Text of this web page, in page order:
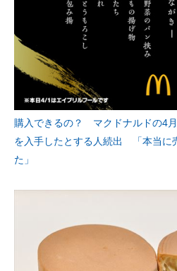
購入できるの？ マクドナルドの4月
を入手したとする人続出 「本当に
た」